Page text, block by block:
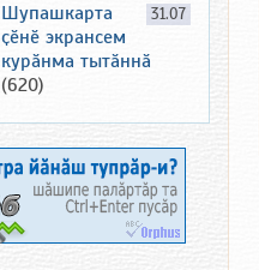
31.07
Шупашкарта
ҫӗнӗ экрансем
курӑнма тытӑннӑ
(620)